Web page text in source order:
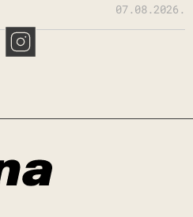
07.08.2026.